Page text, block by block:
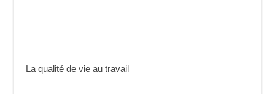
La qualité de vie au travail